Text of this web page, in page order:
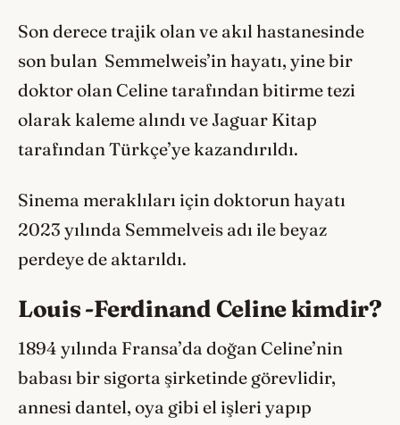
Son derece trajik olan ve akıl hastanesinde
son bulan Semmelweis’in hayatı, yine bir
doktor olan Celine tarafından bitirme tezi
olarak kaleme alındı ve Jaguar Kitap
tarafından Türkçe’ye kazandırıldı.
Sinema meraklıları için doktorun hayatı
2023 yılında Semmelveis adı ile beyaz
perdeye de aktarıldı.
Louis -Ferdinand Celine kimdir?
1894 yılında Fransa’da doğan Celine’nin
babası bir sigorta şirketinde görevlidir,
annesi dantel, oya gibi el işleri yapıp